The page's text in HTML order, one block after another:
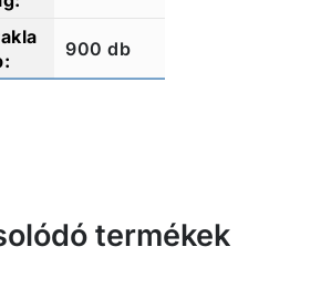
900 db
termékek